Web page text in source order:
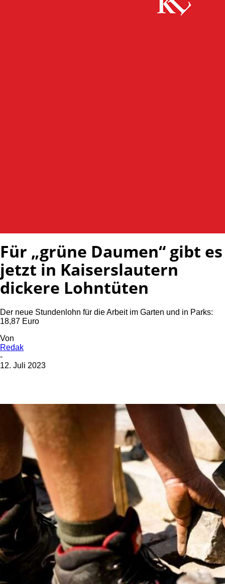
Für „grüne Daumen“ gibt es
jetzt in Kaiserslautern
dickere Lohntüten
Der neue Stundenlohn für die Arbeit im Garten und in Parks:
18,87 Euro
Von
Redak
-
12. Juli 2023